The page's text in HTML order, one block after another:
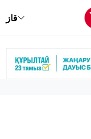
قاز